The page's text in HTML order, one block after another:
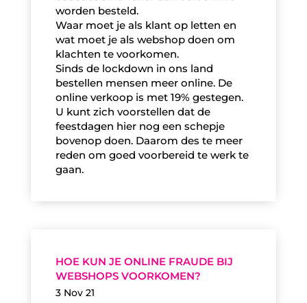
worden besteld.
Waar moet je als klant op letten en
wat moet je als webshop doen om
klachten te voorkomen.
Sinds de lockdown in ons land
bestellen mensen meer online. De
online verkoop is met 19% gestegen.
U kunt zich voorstellen dat de
feestdagen hier nog een schepje
bovenop doen. Daarom des te meer
reden om goed voorbereid te werk te
gaan.
HOE KUN JE ONLINE FRAUDE BIJ
WEBSHOPS VOORKOMEN?
3 Nov 21